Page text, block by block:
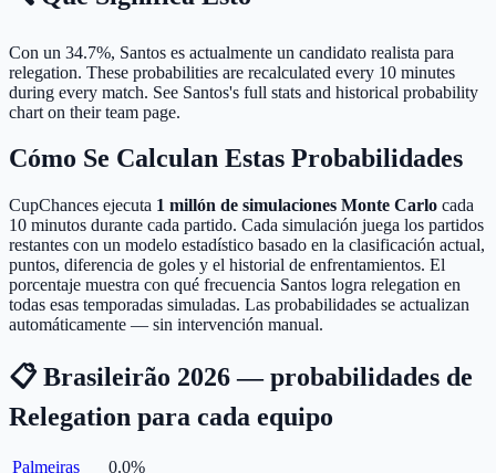
Con un 34.7%, Santos es actualmente un candidato realista para
relegation. These probabilities are recalculated every 10 minutes
during every match. See Santos's full stats and historical probability
chart on their team page.
Cómo Se Calculan Estas Probabilidades
CupChances ejecuta 1 millón de simulaciones Monte Carlo cada
10 minutos durante cada partido. Cada simulación juega los partidos
restantes con un modelo estadístico basado en la clasificación actual,
puntos, diferencia de goles y el historial de enfrentamientos. El
porcentaje muestra con qué frecuencia Santos logra relegation en
todas esas temporadas simuladas. Las probabilidades se actualizan
automáticamente — sin intervención manual.
📋 Brasileirão 2026 — probabilidades de
Relegation para cada equipo
Palmeiras 0.0%